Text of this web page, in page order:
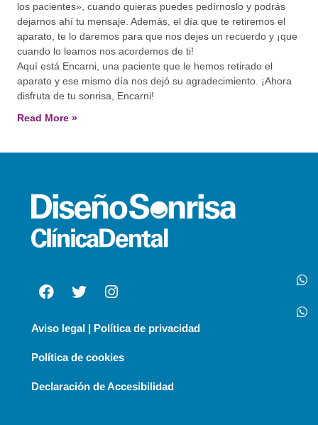
los pacientes», cuando quieras puedes pedírnoslo y podrás
dejarnos ahí tu mensaje. Además, el día que te retiremos el
aparato, te lo daremos para que nos dejes un recuerdo y ¡que
cuando lo leamos nos acordemos de ti!
Aquí está Encarni, una paciente que le hemos retirado el
aparato y ese mismo día nos dejó su agradecimiento. ¡Ahora
disfruta de tu sonrisa, Encarni!
Read More »
Aviso legal | Política de privacidad
Política de cookies
Declaración de Accesibilidad